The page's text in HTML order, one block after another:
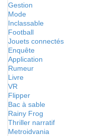
Gestion
Mode
Inclassable
Football
Jouets connectés
Enquête
Application
Rumeur
Livre
VR
Flipper
Bac à sable
Rainy Frog
Thriller narratif
Metroidvania